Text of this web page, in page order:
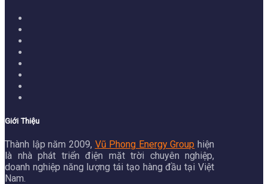
Giới Thiệu
Thành lập năm 2009, Vũ Phong Energy Group hiện
là nhà phát triển điện mặt trời chuyên nghiệp,
doanh nghiệp năng lượng tái tạo hàng đầu tại Việt
Nam.